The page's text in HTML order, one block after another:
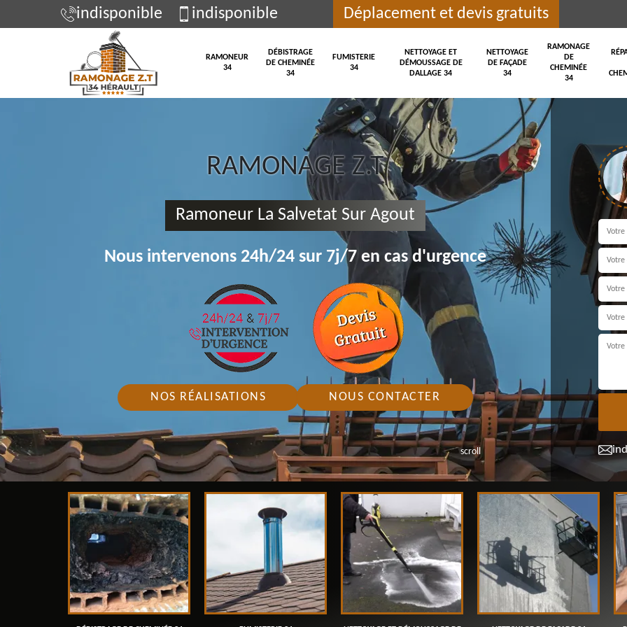
indisponible indisponible Déplacement et devis gratuits
RAMONEUR
34
DÉBISTRAGE
DE CHEMINÉE
34
FUMISTERIE
34
NETTOYAGE ET
DÉMOUSSAGE DE
DALLAGE 34
NETTOYAGE
DE FAÇADE
34
RAMONAGE
DE
CHEMINÉE
34
scroll
RAMONAGE Z.T
Ramoneur La Salvetat Sur Agout
Nous intervenons 24h/24 sur 7j/7 en cas d'urgence
NOS RÉALISATIONS NOUS CONTACTER